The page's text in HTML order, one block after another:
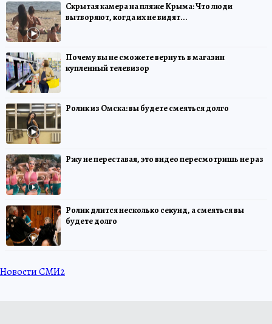
Скрытая камера на пляже Крыма: Что люди
вытворяют, когда их не видят...
Почему вы не сможете вернуть в магазин
купленный телевизор
Ролик из Омска: вы будете смеяться долго
Ржу не переставая, это видео пересмотришь не раз
Ролик длится несколько секунд, а смеяться вы
будете долго
Новости СМИ2